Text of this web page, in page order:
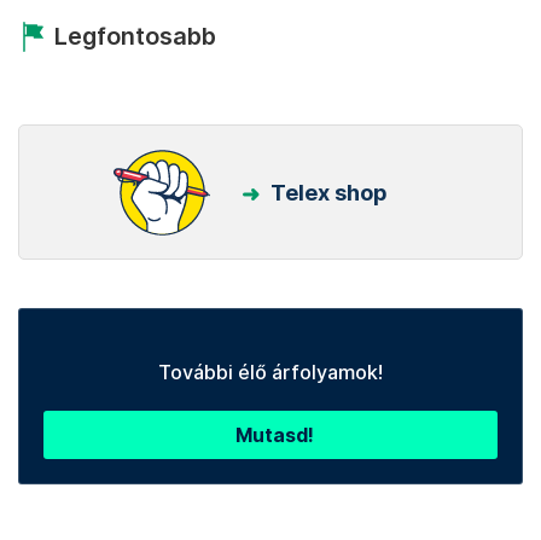
Legfontosabb
Telex shop
További élő árfolyamok!
Mutasd!